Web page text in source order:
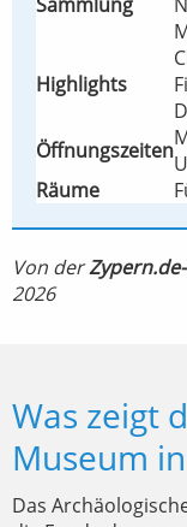
Highlights
Öffnungszeiten
Räume
Von der
2026
Was zeigt
Museum
Das